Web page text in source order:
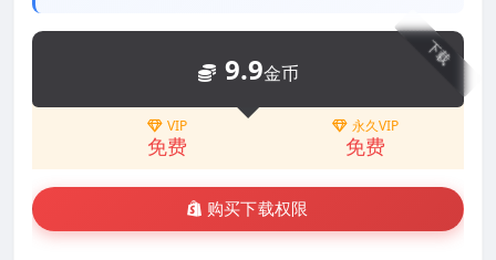
下载
9.9金币
VIP
免费
永久VIP
免费
购买下载权限